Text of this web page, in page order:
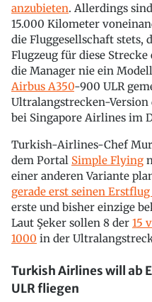
anzubieten. Allerdings
15.000 Kilometer
die Fluggesellschaft stets,
Flugzeug für diese
die Manager nie ein
Airbus A350-900 ULR
Ultralangstrecken-Version
bei Singapore Airlines im
Turkish-Airlines-Chef
dem Portal Simple Flying
einer anderen Variante
gerade erst seinen
erste und bisher einzige
Laut Şeker sollen 8 der 15
1000 in der
Turkish Airlines will ab
ULR fliegen